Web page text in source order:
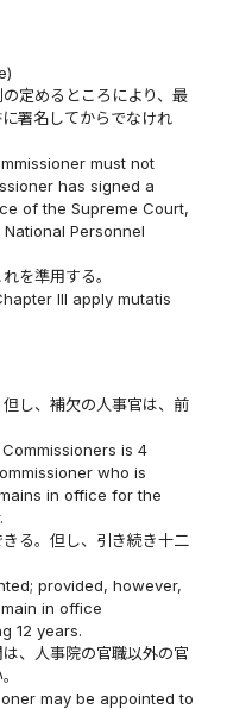
定めるところにより、最
署名してからでなけれ
must not
has signed a
of the Supreme Court,
Personnel
を準用する。
III apply mutatis
し、補欠の人事官は、前
is 4
who is
in office for the
る。但し、引き続き十二
provided, however,
in office
12 years.
、人事院の官職以外の官
may be appointed to